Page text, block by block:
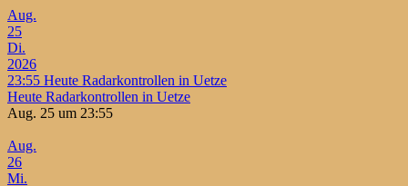
Aug.
25
Di.
2026
23:55 Heute Radarkontrollen in Uetze
Heute Radarkontrollen in Uetze
Aug. 25 um 23:55
Aug.
26
Mi.